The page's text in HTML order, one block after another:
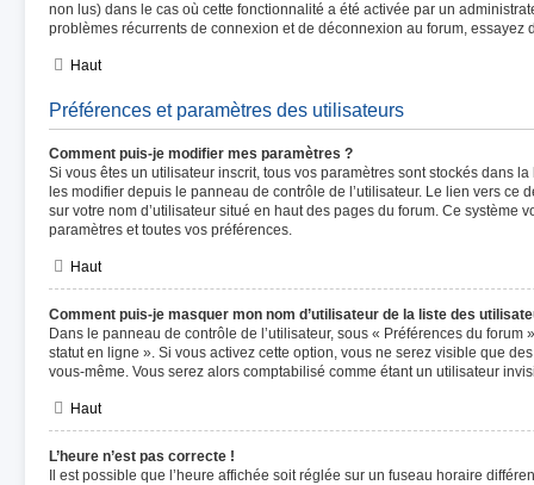
non lus) dans le cas où cette fonctionnalité a été activée par un
problèmes récurrents de connexion et de déconnexion au forum, essayez
Haut
Préférences et paramètres des utilisateurs
Comment puis-je modifier mes paramètres ?
Si vous êtes un utilisateur inscrit, tous vos paramètres sont stockés dans
les modifier depuis le panneau de contrôle de l’utilisateur. Le lien vers ce
sur votre nom d’utilisateur situé en haut des pages du forum. Ce système
paramètres et toutes vos préférences.
Haut
Comment puis-je masquer mon nom d’utilisateur de la liste des
Dans le panneau de contrôle de l’utilisateur, sous « Préférences du forum
statut en ligne ». Si vous activez cette option, vous ne serez visible que
vous-même. Vous serez alors comptabilisé comme étant un utilisateur
Haut
L’heure n’est pas correcte !
Il est possible que l’heure affichée soit réglée sur un fuseau horaire